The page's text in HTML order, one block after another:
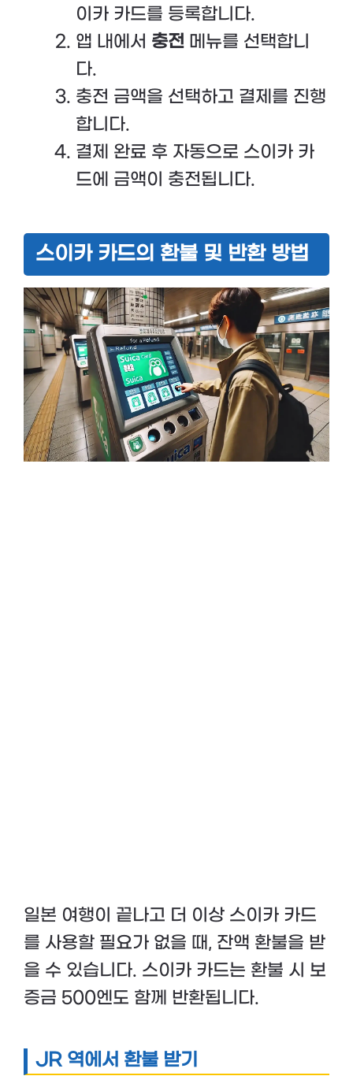
이카 카드를 등록합니다.
앱 내에서 충전 메뉴를 선택합니
다.
충전 금액을 선택하고 결제를 진행
합니다.
결제 완료 후 자동으로 스이카 카
드에 금액이 충전됩니다.
스이카 카드의 환불 및 반환 방법
일본 여행이 끝나고 더 이상 스이카 카드
를 사용할 필요가 없을 때, 잔액 환불을 받
을 수 있습니다. 스이카 카드는 환불 시 보
증금 500엔도 함께 반환됩니다.
JR 역에서 환불 받기